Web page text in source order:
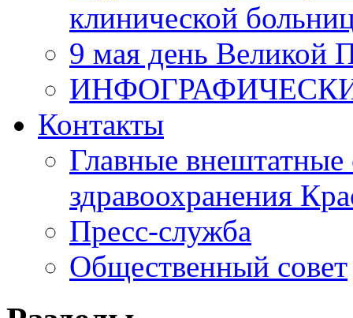
клинической
9 мая день Великой
Контакты
Главные внештатные
здравоохранения
Пресс-служба
Общественный совет